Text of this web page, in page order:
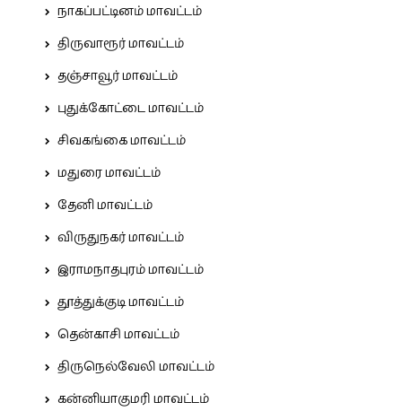
நாகப்பட்டினம் மாவட்டம்
திருவாரூர் மாவட்டம்
தஞ்சாவூர் மாவட்டம்
புதுக்கோட்டை மாவட்டம்
சிவகங்கை மாவட்டம்
மதுரை மாவட்டம்
தேனி மாவட்டம்
விருதுநகர் மாவட்டம்
இராமநாதபுரம் மாவட்டம்
தூத்துக்குடி மாவட்டம்
தென்காசி மாவட்டம்
திருநெல்வேலி மாவட்டம்
கன்னியாகுமரி மாவட்டம்